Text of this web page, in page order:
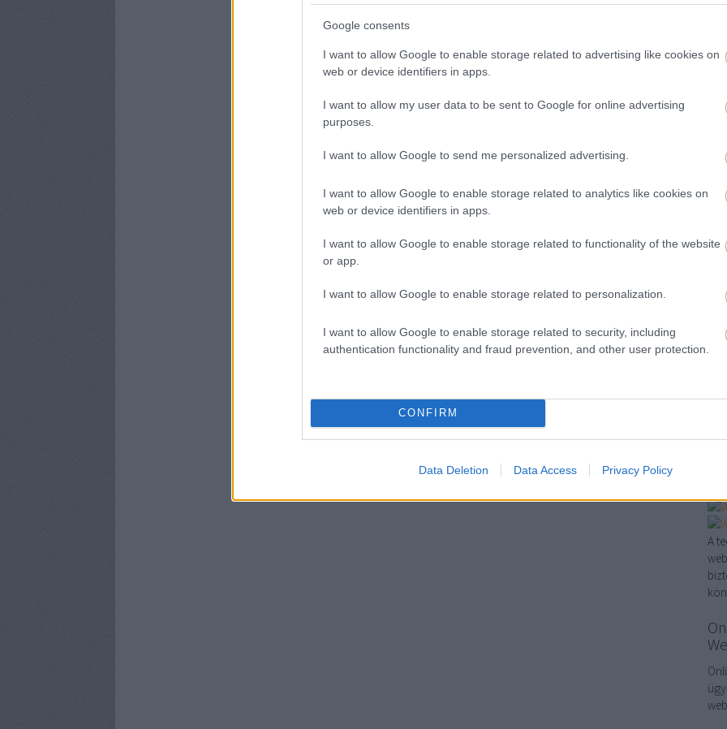
Google consents
I want to allow Google to enable storage related to advertising like cookies on
web or device identifiers in apps.
I want to allow my user data to be sent to Google for online advertising
purposes.
I want to allow Google to send me personalized advertising.
I want to allow Google to enable storage related to analytics like cookies on
web or device identifiers in apps.
I want to allow Google to enable storage related to functionality of the website
or app.
I want to allow Google to enable storage related to personalization.
I want to allow Google to enable storage related to security, including
authentication functionality and fraud prevention, and other user protection.
CONFIRM
Data Deletion Data Access Privacy Policy
A
új
A